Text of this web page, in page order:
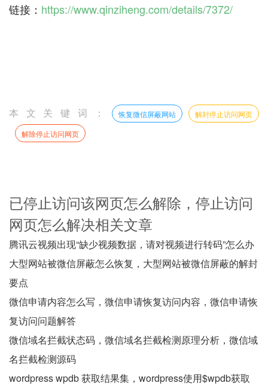
链接： https://www.qinziheng.com/details/7372/
本文关键词： 恢复微信屏蔽网站
解封停止访问网页
解除停止访问网页
已停止访问该网页怎么解除，停止访问
网页怎么解决相关文章
腾讯云视频出现“缺少视频数据，请对视频进行转码”怎么办
大型网站被微信屏蔽怎么恢复，大型网站被微信屏蔽的解封
要点
微信申请内容怎么写，微信申请恢复访问内容，微信申请恢
复访问问题解答
微信域名拦截状态码，微信域名拦截检测原理分析，微信域
名拦截检测源码
wordpress wpdb 获取结果集，wordpress使用$wpdb获取